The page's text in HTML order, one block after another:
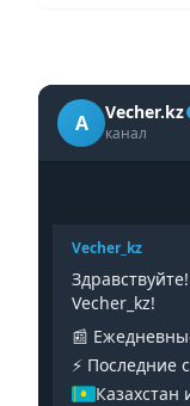
A Vecher.kz
канал
Vecher_kz
Vecher_kz!
📰
⚡️ Последние